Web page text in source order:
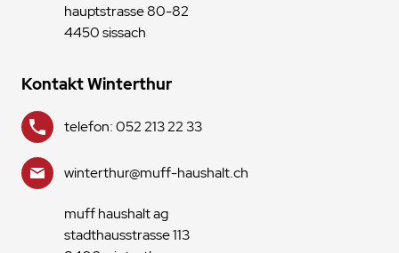
hauptstrasse 80-82
4450 sissach
Kontakt Winterthur
telefon: 052 213 22 33
winterthur@muff-haushalt.ch
muff haushalt ag
stadthausstrasse 113